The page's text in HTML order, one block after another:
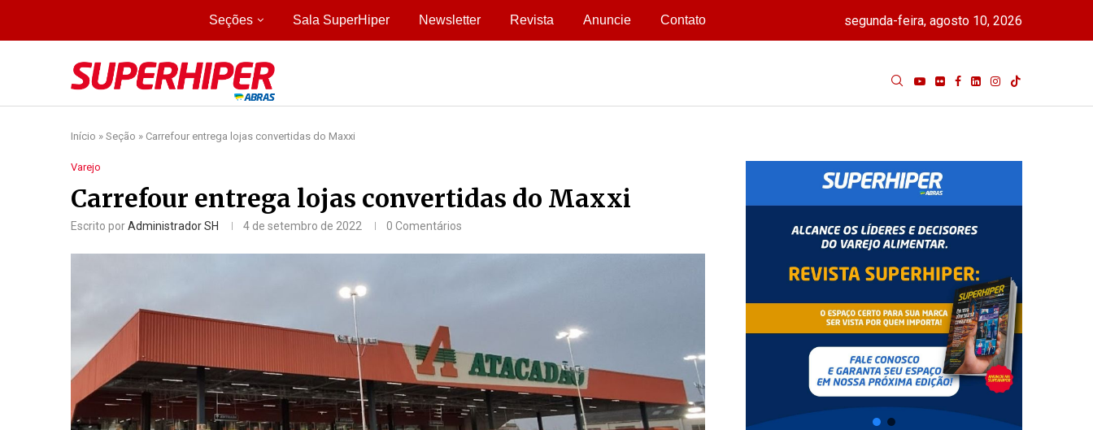
Seções Sala SuperHiper Newsletter Revista Anuncie Contato segunda-feira, agosto 10, 2026
Início » Seção » Carrefour entrega lojas convertidas do Maxxi
Varejo
Carrefour entrega lojas convertidas do Maxxi
Escrito porAdministrador SH 4 de setembro de 2022 0 Comentários